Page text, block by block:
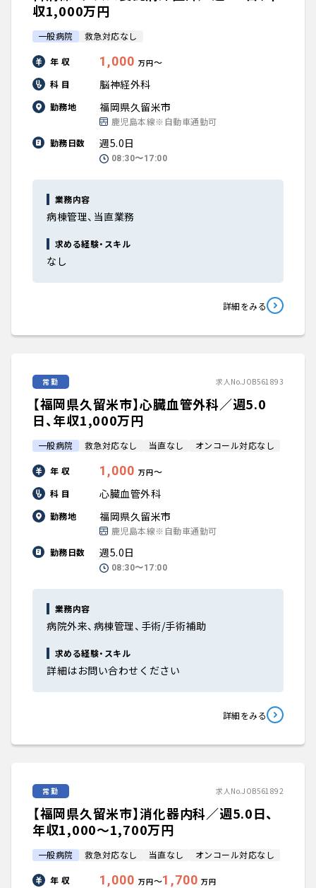
収1,000万円
一般病院 救急対応なし
年 収 1,000 万円〜
科 目
脳神経外科
勤務地 福岡県久留米市
鹿児島本線※自動車通勤可
勤務日数
週5.0日
08:30〜17:00
業務内容
病棟管理、当直業務
求める経験・スキル
なし
詳細をみる
常勤 求人No.JOB561893
【福岡県久留米市】心臓血管外科／週5.0
日、年収1,000万円
一般病院 救急対応なし 当直なし オンコール対応なし
年 収 1,000 万円〜
科 目
心臓血管外科
勤務地 福岡県久留米市
鹿児島本線※自動車通勤可
勤務日数
週5.0日
08:30〜17:00
業務内容
病院外来、病棟管理、手術/手術補助
求める経験・スキル
詳細はお問い合わせください
詳細をみる
常勤 求人No.JOB561892
【福岡県久留米市】消化器内科／週5.0日、
年収1,000〜1,700万円
一般病院 救急対応なし 当直なし オンコール対応なし
年 収 1,000 万円〜1,700 万円